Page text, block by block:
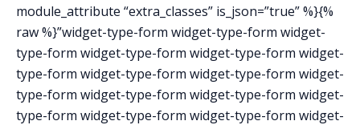
module_attribute “extra_classes” is_json=”true” %}{%
raw %}”widget-type-form widget-type-form widget-
type-form widget-type-form widget-type-form widget-
type-form widget-type-form widget-type-form widget-
type-form widget-type-form widget-type-form widget-
type-form widget-type-form widget-type-form widget-